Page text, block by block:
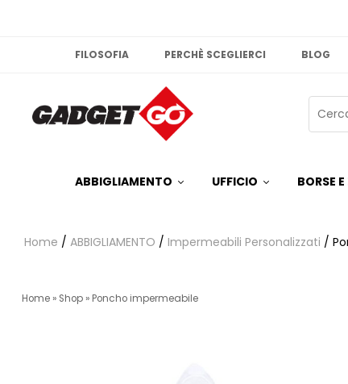
FILOSOFIA PERCHÈ SCEGLIERCI BLOG
ABBIGLIAMENTO UFFICIO BORSE
Home / ABBIGLIAMENTO / Impermeabili Personalizzati /
Home » Shop » Poncho impermeabile